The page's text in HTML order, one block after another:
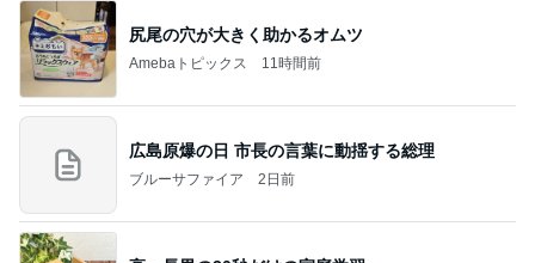
尻尾の穴が大きく助かるオムツ
Amebaトピックス 11時間前
広島原爆の日 市長の言葉に動揺する総理
ブルーサファイア 2日前